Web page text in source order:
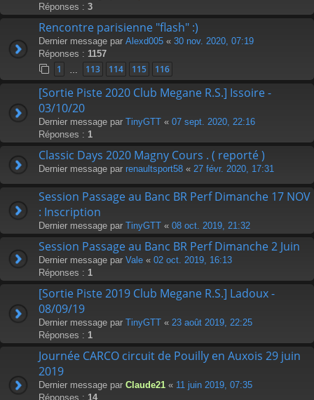
Réponses : 3
Rencontre parisienne "flash" :)
Dernier message par Alexd005 « 30 nov. 2020, 07:19
Réponses : 1157
1 113 114 115 116
[Sortie Piste 2020 Club Megane R.S.] Issoire -
03/10/20
Dernier message par TinyGTT « 07 sept. 2020, 22:16
Réponses : 1
Classic Days 2020 Magny Cours . ( reporté )
Dernier message par renaultsport58 « 27 févr. 2020, 17:31
Session Passage au Banc BR Perf Dimanche 17 NOV
: Inscription
Dernier message par TinyGTT « 08 oct. 2019, 21:32
Session Passage au Banc BR Perf Dimanche 2 Juin
Dernier message par Vale « 02 oct. 2019, 16:13
Réponses : 1
[Sortie Piste 2019 Club Megane R.S.] Ladoux -
08/09/19
Dernier message par TinyGTT « 23 août 2019, 22:25
Réponses : 1
Journée CARCO circuit de Pouilly en Auxois 29 juin
2019
Dernier message par Claude21 « 11 juin 2019, 07:35
Réponses : 14